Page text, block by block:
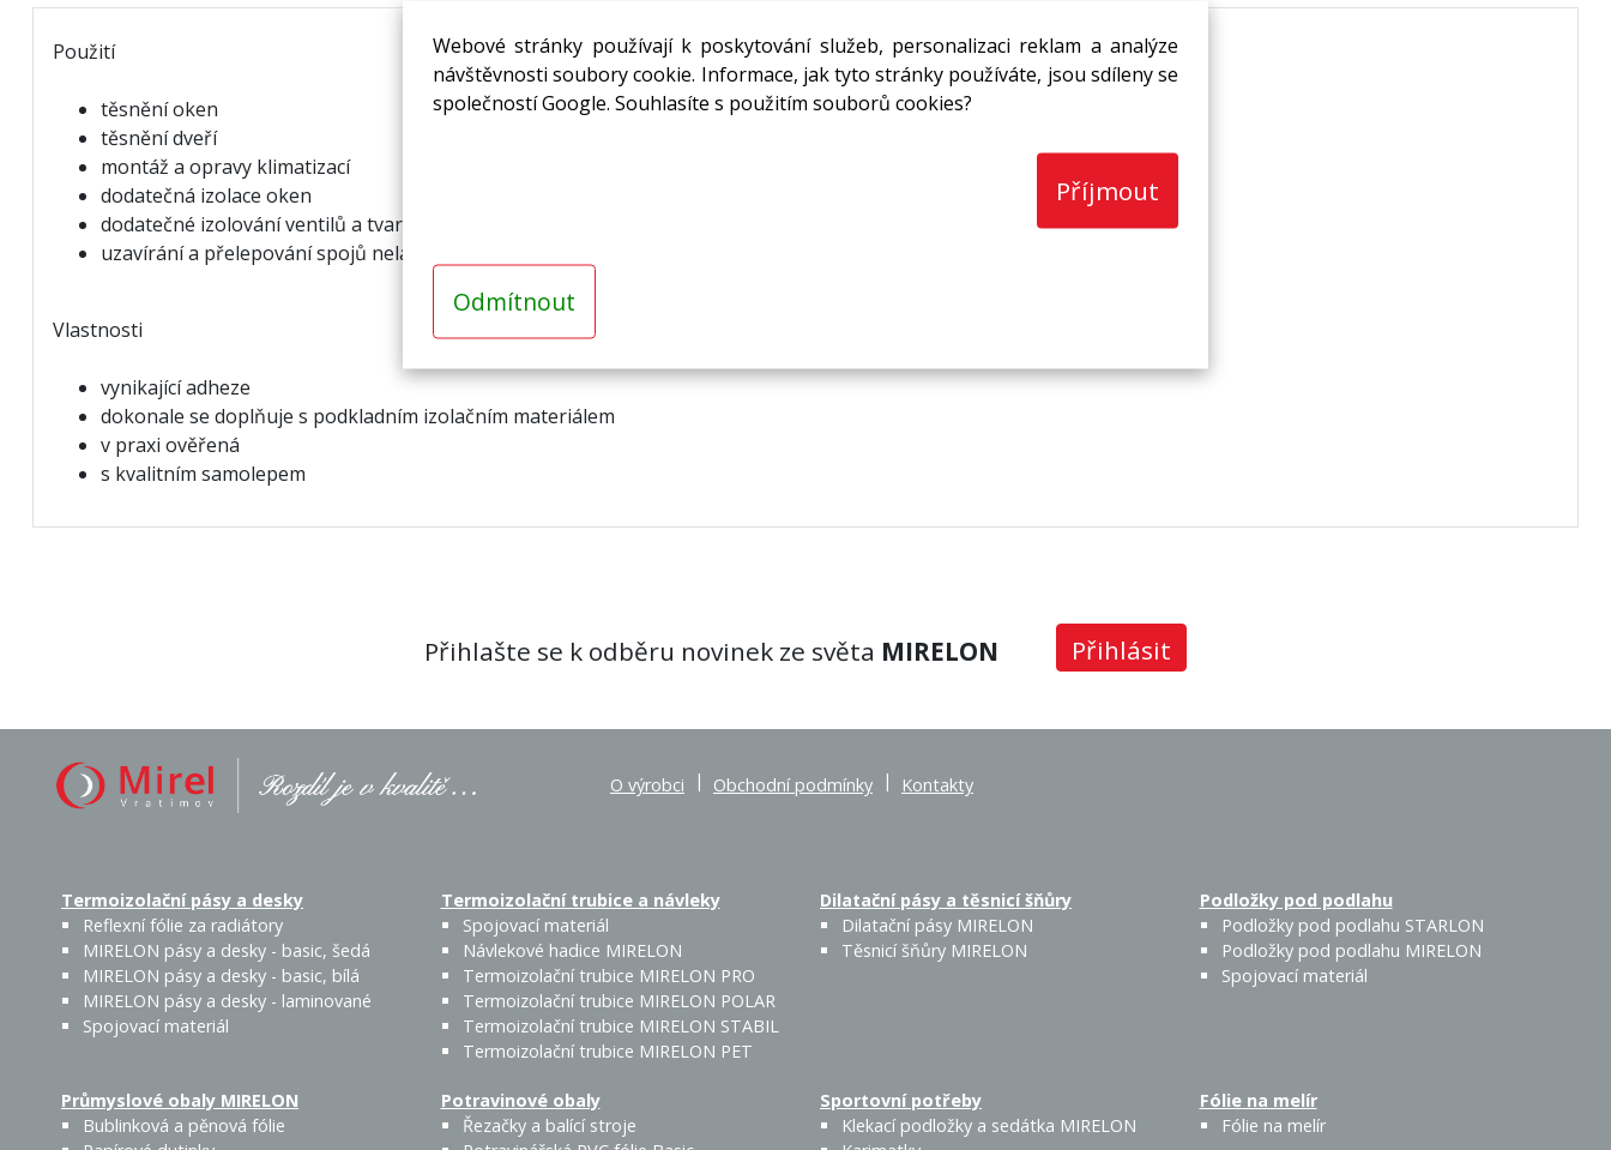
Webové stránky používají k poskytování služeb, personalizaci reklam a analýze
návštěvnosti soubory cookie. Informace, jak tyto stránky používáte, jsou sdíleny se
společností Google. Souhlasíte s použitím souborů cookies?
Příjmout
Odmítnout
Použití
těsnění oken
těsnění dveří
montáž a opravy klimatizací
dodatečná izolace oken
dodatečné izolování ventilů a tvarovek (kolena, T-kus)
uzavírání a přelepování spojů nelaminovaných termoizolačních trubic MIRELON® PRO a pásů
Vlastnosti
vynikající adheze
dokonale se doplňuje s podkladním izolačním materiálem
v praxi ověřená
s kvalitním samolepem
Přihlašte se k odběru novinek ze světa MIRELON Přihlásit
O výrobci | Obchodní podmínky | Kontakty
Termoizolační pásy a desky
Reflexní fólie za radiátory
MIRELON pásy a desky - basic, šedá
MIRELON pásy a desky - basic, bílá
MIRELON pásy a desky - laminované
Spojovací materiál
Termoizolační trubice a návleky
Spojovací materiál
Návlekové hadice MIRELON
Termoizolační trubice MIRELON PRO
Termoizolační trubice MIRELON POLAR
Termoizolační trubice MIRELON STABIL
Termoizolační trubice MIRELON PET
Dilatační pásy a těsnicí šňůry
Dilatační pásy MIRELON
Těsnicí šňůry MIRELON
Podložky pod podlahu
Podložky pod podlahu STARLON
Podložky pod podlahu MIRELON
Spojovací materiál
Průmyslové obaly MIRELON
Bublinková a pěnová fólie
Potravinové obaly
Řezačky a balící stroje
Sportovní potřeby
Klekací podložky a sedátka MIRELON
Fólie na melír
Fólie na melír